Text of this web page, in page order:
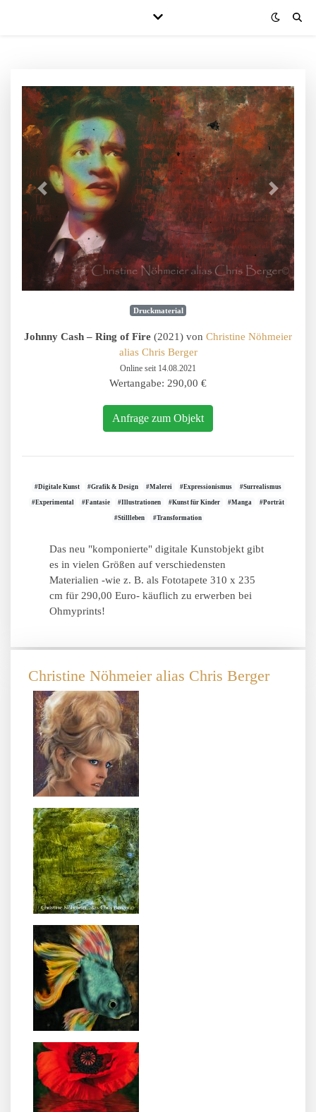
Druckmaterial
Johnny Cash – Ring of Fire (2021) von Christine Nöhmeier
alias Chris Berger
Online seit 14.08.2021
Wertangabe: 290,00 €
Anfrage zum Objekt
#Digitale Kunst #Grafik & Design #Malerei #Expressionismus #Surrealismus
#Experimental #Fantasie #Illustrationen #Kunst für Kinder #Manga #Porträt
#Stillleben #Transformation
Das neu "komponierte" digitale Kunstobjekt gibt
es in vielen Größen auf verschiedensten
Materialien -wie z. B. als Fototapete 310 x 235
cm für 290,00 Euro- käuflich zu erwerben bei
Ohmyprints!
Christine Nöhmeier alias Chris Berger